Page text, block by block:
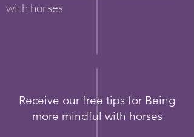
with horses
Receive our free tips for Being
more mindful with horses